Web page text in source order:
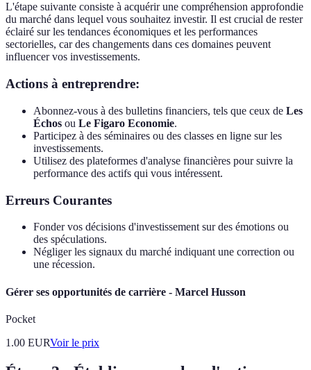
L'étape suivante consiste à acquérir une compréhension approfondie
du marché dans lequel vous souhaitez investir. Il est crucial de rester
éclairé sur les tendances économiques et les performances
sectorielles, car des changements dans ces domaines peuvent
influencer vos investissements.
Actions à entreprendre:
Abonnez-vous à des bulletins financiers, tels que ceux de Les
Échos ou Le Figaro Economie.
Participez à des séminaires ou des classes en ligne sur les
investissements.
Utilisez des plateformes d'analyse financières pour suivre la
performance des actifs qui vous intéressent.
Erreurs Courantes
Fonder vos décisions d'investissement sur des émotions ou
des spéculations.
Négliger les signaux du marché indiquant une correction ou
une récession.
Gérer ses opportunités de carrière - Marcel Husson
Pocket
1.00 EURVoir le prix